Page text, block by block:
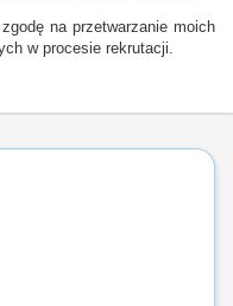
na przetwarzanie moich
w procesie rekrutacji.